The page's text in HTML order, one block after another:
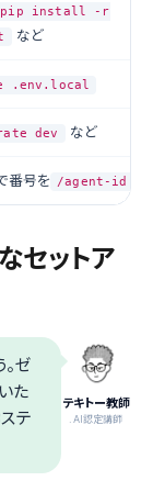
pip install -r
など
.env.local
dev など
番号を /agent-id
セットア
テキトー教師
.AI認定講師
ゼ
た
テ